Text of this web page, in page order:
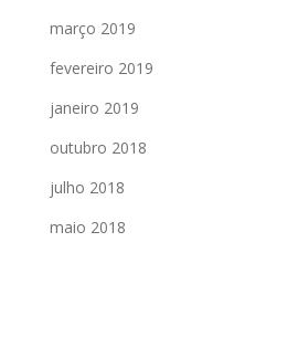
março 2019
fevereiro 2019
janeiro 2019
outubro 2018
julho 2018
maio 2018